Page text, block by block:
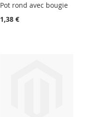
Pot rond avec bougie
1,38 €